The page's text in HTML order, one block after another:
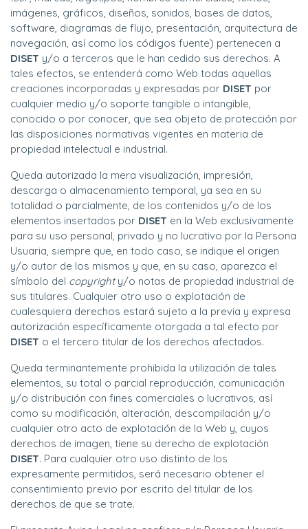
imágenes, gráficos, diseños, sonidos, bases de datos,
software, diagramas de flujo, presentación, arquitectura de
navegación, así como los códigos fuente) pertenecen a
DISET y/o a terceros que le han cedido sus derechos. A
tales efectos, se entenderá como Web todas aquellas
creaciones incorporadas y expresadas por DISET por
cualquier medio y/o soporte tangible o intangible,
conocido o por conocer, que sea objeto de protección por
las disposiciones normativas vigentes en materia de
propiedad intelectual e industrial.
Queda autorizada la mera visualización, impresión,
descarga o almacenamiento temporal, ya sea en su
totalidad o parcialmente, de los contenidos y/o de los
elementos insertados por DISET en la Web exclusivamente
para su uso personal, privado y no lucrativo por la Persona
Usuaria, siempre que, en todo caso, se indique el origen
y/o autor de los mismos y que, en su caso, aparezca el
símbolo del copyrighty/o notas de propiedad industrial de
sus titulares. Cualquier otro uso o explotación de
cualesquiera derechos estará sujeto a la previa y expresa
autorización específicamente otorgada a tal efecto por
DISET o el tercero titular de los derechos afectados.
Queda terminantemente prohibida la utilización de tales
elementos, su total o parcial reproducción, comunicación
y/o distribución con fines comerciales o lucrativos, así
como su modificación, alteración, descompilación y/o
cualquier otro acto de explotación de la Web y, cuyos
derechos de imagen, tiene su derecho de explotación
DISET. Para cualquier otro uso distinto de los
expresamente permitidos, será necesario obtener el
consentimiento previo por escrito del titular de los
derechos de que se trate.